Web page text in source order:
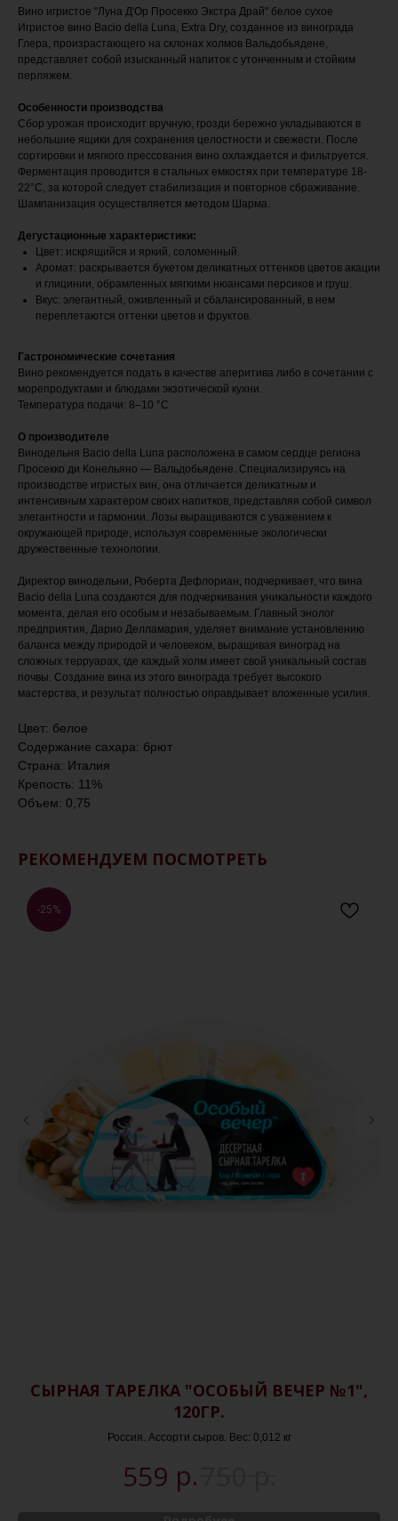
Вино игристое "Луна Д'Ор Просекко Экстра Драй" белое сухое
Игристое вино Bacio della Luna, Extra Dry, созданное из винограда
Глера, произрастающего на склонах холмов Вальдобьядене,
представляет собой изысканный напиток с утонченным и стойким
перляжем.
Особенности производства
Сбор урожая происходит вручную, грозди бережно укладываются в
небольшие ящики для сохранения целостности и свежести. После
сортировки и мягкого прессования вино охлаждается и фильтруется.
Ферментация проводится в стальных емкостях при температуре 18-
22°С, за которой следует стабилизация и повторное сбраживание.
Шампанизация осуществляется методом Шарма.
Дегустационные характеристики:
Цвет: искрящийся и яркий, соломенный.
Аромат: раскрывается букетом деликатных оттенков цветов акации
и глицинии, обрамленных мягкими нюансами персиков и груш.
Вкус: элегантный, оживленный и сбалансированный, в нем
переплетаются оттенки цветов и фруктов.
Гастрономические сочетания
Вино рекомендуется подать в качестве аперитива либо в сочетании с
морепродуктами и блюдами экзотической кухни.
Температура подачи: 8–10 °С
О производителе
Винодельня Bacio della Luna расположена в самом сердце региона
Просекко ди Конельяно — Вальдобьядене. Специализируясь на
производстве игристых вин, она отличается деликатным и
интенсивным характером своих напитков, представляя собой символ
элегантности и гармонии. Лозы выращиваются с уважением к
окружающей природе, используя современные экологически
дружественные технологии.
Директор винодельни, Роберта Дефлориан, подчеркивает, что вина
Bacio della Luna создаются для подчеркивания уникальности каждого
момента, делая его особым и незабываемым. Главный энолог
предприятия, Дарио Делламария, уделяет внимание установлению
баланса между природой и человеком, выращивая виноград на
сложных терруарах, где каждый холм имеет свой уникальный состав
почвы. Создание вина из этого винограда требует высокого
мастерства, и результат полностью оправдывает вложенные усилия.
Цвет: белое
Содержание сахара: брют
Страна: Италия
Крепость: 11%
Объем: 0,75
РЕКОМЕНДУЕМ ПОСМОТРЕТЬ
-25%
СЫРНАЯ ТАРЕЛКА "ОСОБЫЙ ВЕЧЕР №1",
120ГР.
Россия. Ассорти сыров. Вес: 0,012 кг
559 р.